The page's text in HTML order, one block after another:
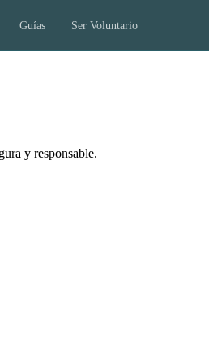
Guías Ser Voluntario
y responsable.